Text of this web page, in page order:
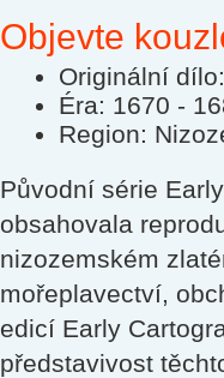
Objevte
Originální
Éra: 1670 -
Region:
Původní série
obsahovala
nizozemském
mořeplavectví,
edicí Early
představivost